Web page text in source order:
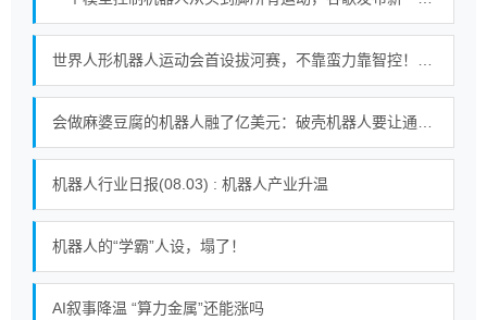
机器人行业日报(08.03) : 机器人产业升温
机器人的“学霸”人设，塌了！
AI叙事降温 “算力金属”还能涨吗